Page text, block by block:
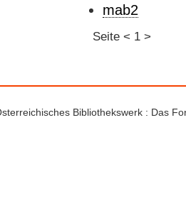
mab2
Seite < 1 >
Bibliothekswerk : Das